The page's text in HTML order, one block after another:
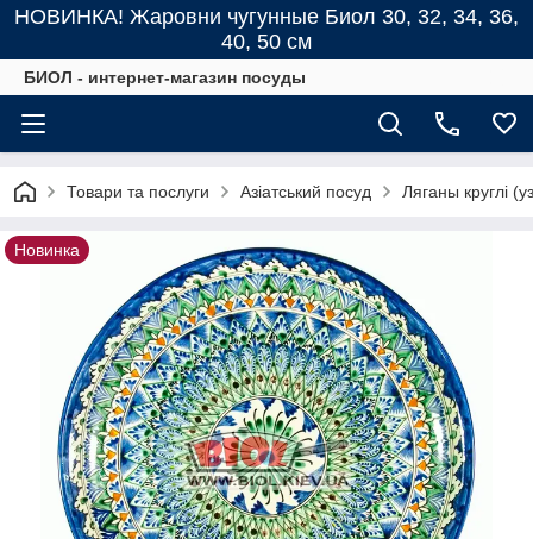
НОВИНКА! Жаровни чугунные Биол 30, 32, 34, 36,
40, 50 см
БИОЛ - интернет-магазин посуды
Товари та послуги Азіатський посуд Ляганы круглі
Новинка